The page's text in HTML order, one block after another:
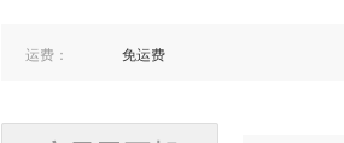
运费： 免运费